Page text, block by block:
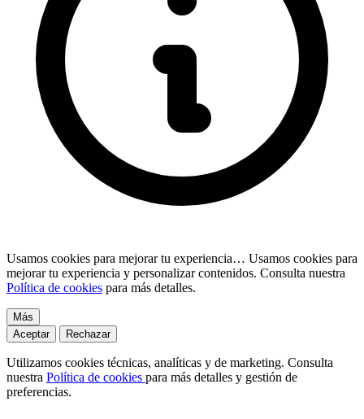
Usamos cookies para mejorar tu experiencia… Usamos cookies para
mejorar tu experiencia y personalizar contenidos. Consulta nuestra
Política de cookies para más detalles.
Más
Aceptar
Rechazar
Utilizamos cookies técnicas, analíticas y de marketing. Consulta
nuestra Política de cookies para más detalles y gestión de
preferencias.